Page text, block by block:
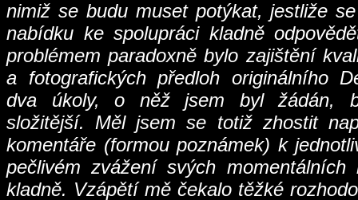
nimiž se budu muset potýkat, jestliže
nabídku ke spolupráci kladně
problémem paradoxně bylo zajištění
a fotografických předloh originálního
dva úkoly, o něž jsem byl žádán,
složitější. Měl jsem se totiž zhostit
komentáře (formou poznámek) k
pečlivém zvážení svých
kladně. Vzápětí mě čekalo těžké